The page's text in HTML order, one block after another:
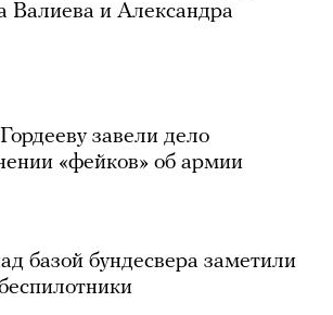
и Александра
завели дело
«фейков» об армии
базой бундесвера заметили